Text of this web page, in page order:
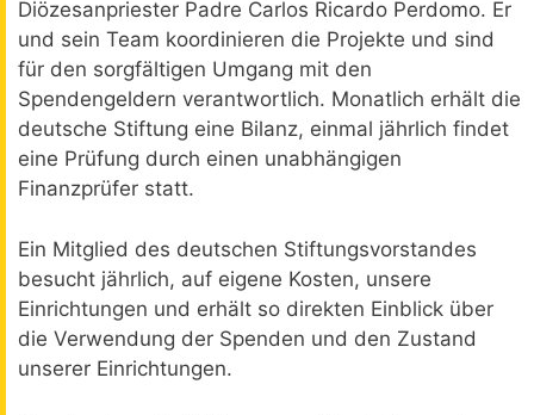
Diözesanpriester Padre Carlos Ricardo Perdomo. Er
und sein Team koordinieren die Projekte und sind
für den sorgfältigen Umgang mit den
Spendengeldern verantwortlich. Monatlich erhält die
deutsche Stiftung eine Bilanz, einmal jährlich findet
eine Prüfung durch einen unabhängigen
Finanzprüfer statt.
Ein Mitglied des deutschen Stiftungsvorstandes
besucht jährlich, auf eigene Kosten, unsere
Einrichtungen und erhält so direkten Einblick über
die Verwendung der Spenden und den Zustand
unserer Einrichtungen.